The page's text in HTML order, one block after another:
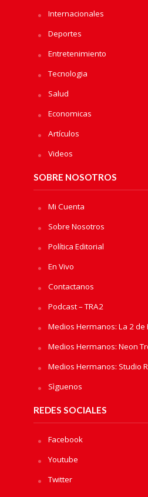
Internacionales
Deportes
Entretenimiento
Tecnologia
Salud
Economicas
Artículos
Videos
SOBRE NOSOTROS
Mi Cuenta
Sobre Nosotros
Política Editorial
En Vivo
Contactanos
Podcast – TRA2
Medios Hermanos: La 2 de
Medios Hermanos: Neon
Medios Hermanos: Studio
Sìguenos
REDES SOCIALES
Facebook
Youtube
Twitter